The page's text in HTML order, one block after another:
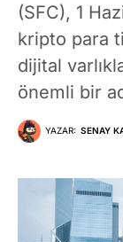
(SFC), 1
kripto para
dijital
önemli bir
YAZAR: SENAY